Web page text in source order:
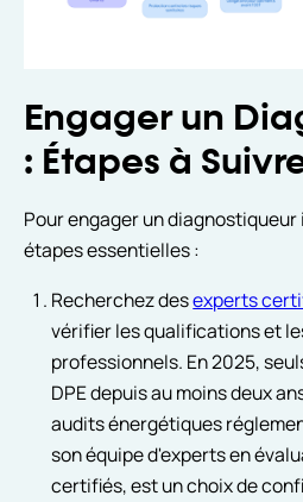
Engager un
: Étapes à
Pour engager un
étapes essentielles :
Recherchez desexperts
vérifier les qualifications et
professionnels. En 2025,
DPE depuis au moins deux
audits énergétiques
son équipe d'experts en
certifiés, est un choix de